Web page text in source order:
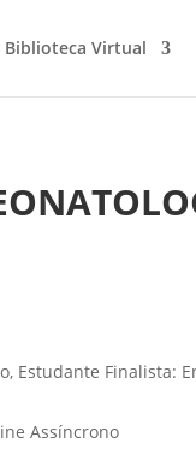
Biblioteca Virtual
Estudante Finalista:
Assíncrono